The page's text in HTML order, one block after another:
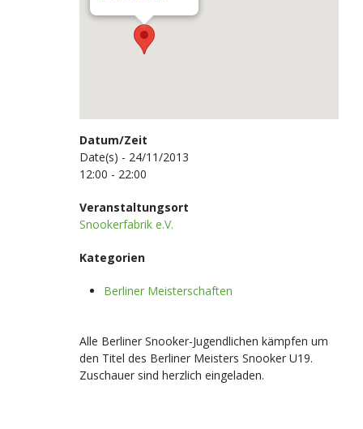
Datum/Zeit
Date(s) - 24/11/2013
12:00 - 22:00
Veranstaltungsort
Snookerfabrik e.V.
Kategorien
Berliner Meisterschaften
Alle Berliner Snooker-Jugendlichen kämpfen um
den Titel des Berliner Meisters Snooker U19.
Zuschauer sind herzlich eingeladen.